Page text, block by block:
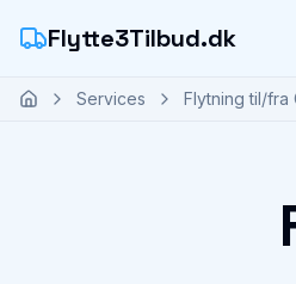
Flytte3Tilbud.dk
Services Flytning til/